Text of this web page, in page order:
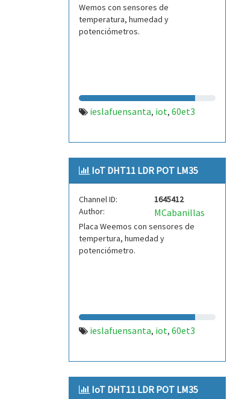
Wemos con sensores de
temperatura, humedad y
potenciómetros.
ieslafuensanta, iot, 60et3
IoT DHT11 LDR POT LM35
Channel ID:
1645412
Author:
MCabanillas
Placa Weemos con sensores de
tempertura, humedad y
potenciómetro.
ieslafuensanta, iot, 60et3
IoT DHT11 LDR POT LM35